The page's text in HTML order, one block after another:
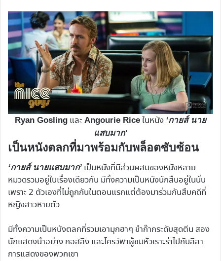
Ryan Gosling และ Angourie Rice ในหนัง ‘กายส์ นาย
แสบมาก’
เป็นหนังตลกที่มาพร้อมกับพล็อตซับซ้อน
‘กายส์ นายแสบมาก’ เป็นหนังที่มีส่วนผสมของหนังหลาย
หมวดรวมอยู่ในเรื่องเดียวกัน มีทั้งความเป็นหนังนักสืบอยู่ในนั่น
เพราะ 2 ตัวเองที่ไม่ถูกกันในตอนแรกแต่ต้องมาร่วมกันสืบคดีที่
หญิงสาวหายตัว
มีทั้งความเป็นหนังตลกที่รวมเอามุกฮาๆ ขำก๊ากระดับสุดตีน สอง
นักแสดงนำอย่าง กอสลิง และโครว์พาผู้ชมหัวเราะร่าไปกับลีลา
การแสดงของพวกเขา